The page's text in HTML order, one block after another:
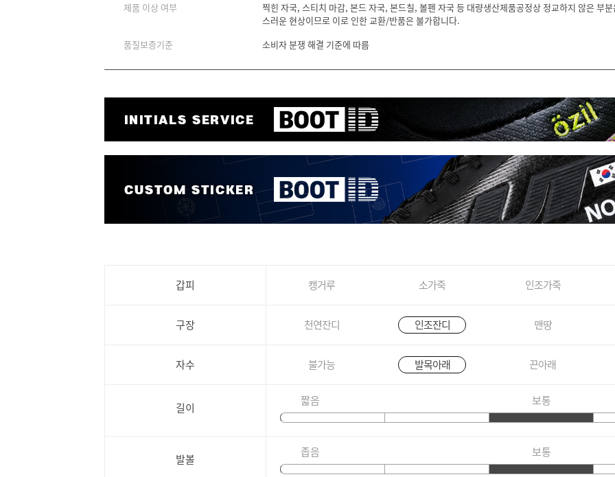
제품 이상 여부
찍힌 자국, 스티치 마감, 본드 자국, 본드칠, 볼펜 자국 등 대량생산제품공정상 정교하지 않은 부
스러운 현상이므로 이로 인한 교환/반품은 불가합니다.
품질보증기준
소비자 분쟁 해결 기준에 따름
갑피 캥거루 소가죽 인조가죽
구장 천연잔디 인조잔디 맨땅
자수 불가능 발목아래 끈아래
길이 짧음 보통
발볼 좁음 보통